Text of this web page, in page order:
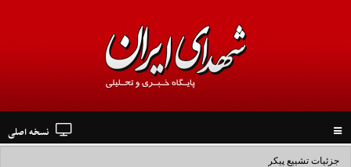
navigation
نسخه اصلی
جزئیات تشییع پیکر مطهر رهبر شهید در نجف و کربلا